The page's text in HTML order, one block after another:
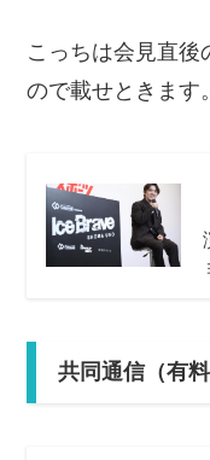
こっちは会見直後
ので載せときます。
共同通信（有料